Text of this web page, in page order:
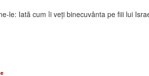
le: Iată cum îi veţi binecuvânta pe fiii lui
e